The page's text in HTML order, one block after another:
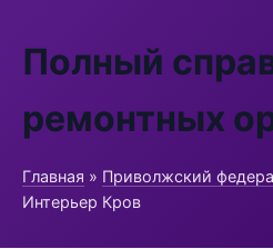
Полный
ремонтных
Главная » Приволжский
Интерьер Кров